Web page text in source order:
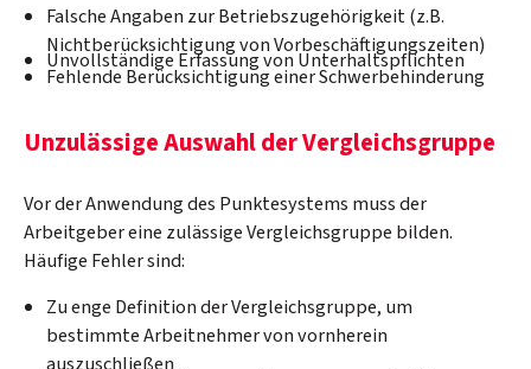
Falsche Angaben zur Betriebszugehörigkeit (z.B.
Nichtberücksichtigung von Vorbeschäftigungszeiten)
Unvollständige Erfassung von Unterhaltspflichten
Fehlende Berücksichtigung einer Schwerbehinderung
Unzulässige Auswahl der Vergleichsgruppe
Vor der Anwendung des Punktesystems muss der
Arbeitgeber eine zulässige Vergleichsgruppe bilden.
Häufige Fehler sind:
Zu enge Definition der Vergleichsgruppe, um
bestimmte Arbeitnehmer von vornherein